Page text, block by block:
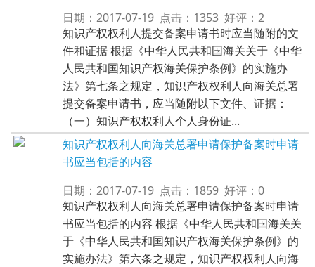
日期：2017-07-19 点击：1353 好评：2
知识产权权利人提交备案申请书时应当随附的文
件和证据 根据《中华人民共和国海关关于《中华
人民共和国知识产权海关保护条例》的实施办
法》第七条之规定，知识产权权利人向海关总署
提交备案申请书，应当随附以下文件、证据：
（一）知识产权权利人个人身份证...
知识产权权利人向海关总署申请保护备案时申请
书应当包括的内容
日期：2017-07-19 点击：1859 好评：0
知识产权权利人向海关总署申请保护备案时申请
书应当包括的内容 根据《中华人民共和国海关关
于《中华人民共和国知识产权海关保护条例》的
实施办法》第六条之规定，知识产权权利人向海